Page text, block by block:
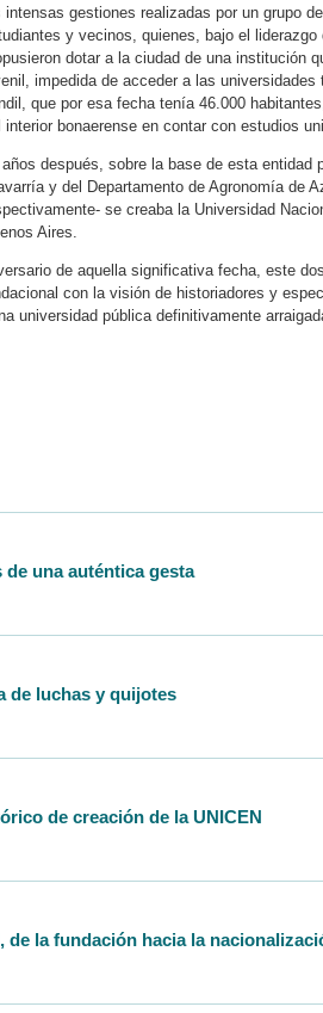
intensas gestiones realizadas por un grupo
y vecinos, quienes, bajo el
dotar a la ciudad de una institución
impedida de acceder a las
que por esa fecha tenía 46.000
interior bonaerense en contar con estudios
años después, sobre la base de esta entidad
y del Departamento de Agronomía de
se creaba la Universidad
Aires.
de aquella significativa fecha, este
con la visión de historiadores y
universidad pública definitivamente
una auténtica gesta
de luchas y quijotes
de creación de la UNICEN
la fundación hacia la